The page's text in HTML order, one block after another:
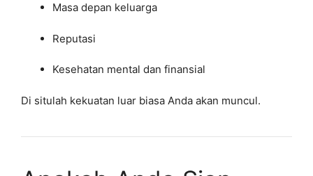
Masa depan keluarga
Reputasi
Kesehatan mental dan finansial
Di situlah kekuatan luar biasa Anda akan muncul.